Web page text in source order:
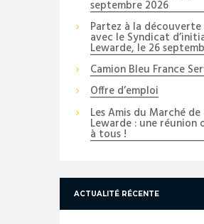
septembre 2026
Partez à la découverte
avec le Syndicat
Lewarde, le 26
Camion Bleu France
Offre d’emploi
Les Amis du Marché de
Lewarde : une réunion
à tous !
ACTUALITÉ RÉCENTE